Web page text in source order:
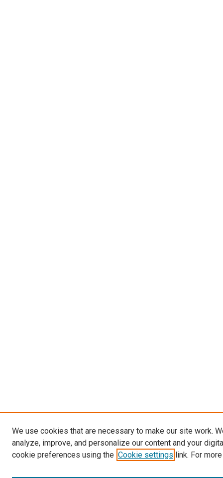
We use cookies that are necessary to make our site work.
analyze, improve, and personalize our content and your
cookie preferences using the Cookie settings link. For